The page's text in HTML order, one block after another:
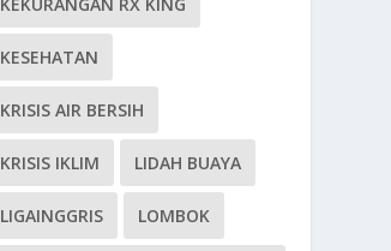
KESEHATAN
KRISIS AIR BERSIH
KRISIS IKLIM LIDAH BUAYA
LIGAINGGRIS LOMBOK